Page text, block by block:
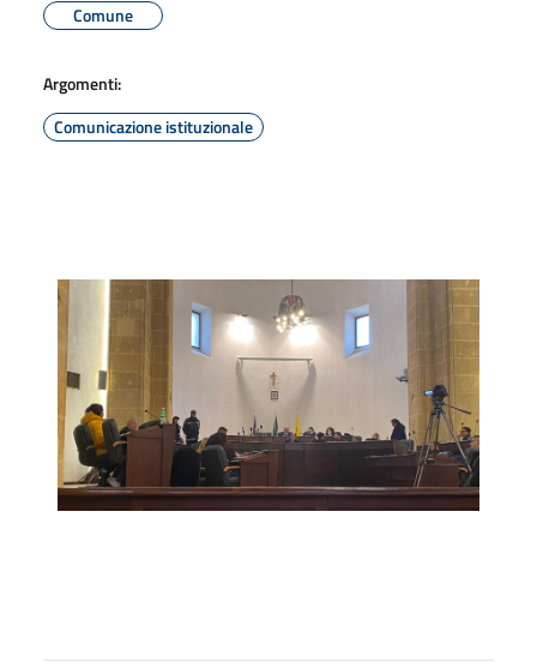
Comune
Argomenti:
Comunicazione istituzionale